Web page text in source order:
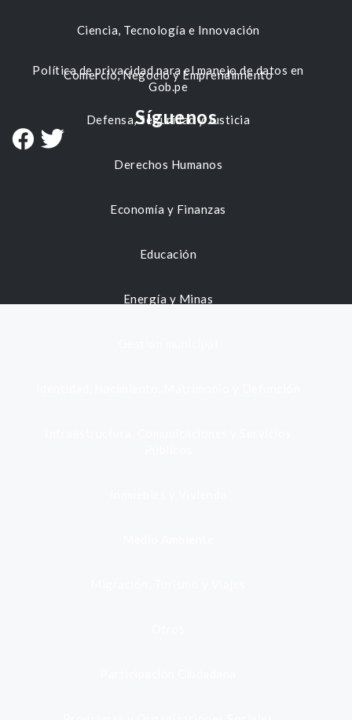
Ciencia, Tecnología e Innovación
Comercio, Negocio y Emprendimiento
Defensa, Seguridad y Justicia
Derechos Humanos
Economía y Finanzas
Educación
Energía y Minas
Política de privacidad para el manejo de datos en
Gob.pe
Síguenos